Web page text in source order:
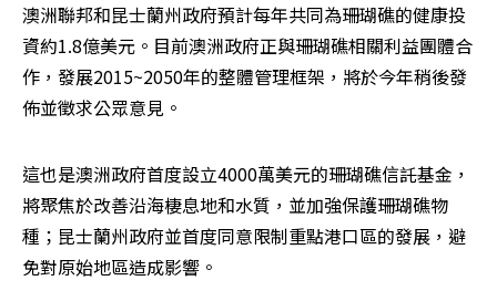
澳洲聯邦和昆士蘭州政府預計每年共同為珊瑚礁的健康投
資約1.8億美元。目前澳洲政府正與珊瑚礁相關利益團體合
作，發展2015~2050年的整體管理框架，將於今年稍後發
佈並徵求公眾意見。
這也是澳洲政府首度設立4000萬美元的珊瑚礁信託基金，
將聚焦於改善沿海棲息地和水質，並加強保護珊瑚礁物
種；昆士蘭州政府並首度同意限制重點港口區的發展，避
免對原始地區造成影響。